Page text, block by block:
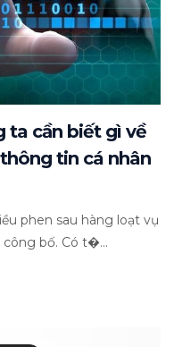
ta cần biết gì về
tin cá nhân
phen sau hàng loạt vụ
bố. Có t�...